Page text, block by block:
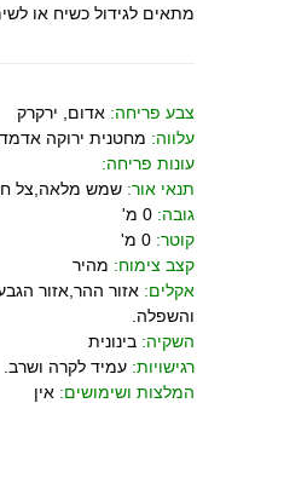
מתאים לגידול כשיח או
צבע פריחה: אדום, ירקרק
עלווה: מחטנית ירוקה
עונות פריחה:
תנאי אור: שמש מלאה,צל
גובה:
קוטר:
קצב צימוח: מהיר
אקלים: אזור ההר,אזור
והשפלה.
השקיה: בינונית
רגישויות: עמיד לקרה ושרב.
המלצות ושימושים: אין